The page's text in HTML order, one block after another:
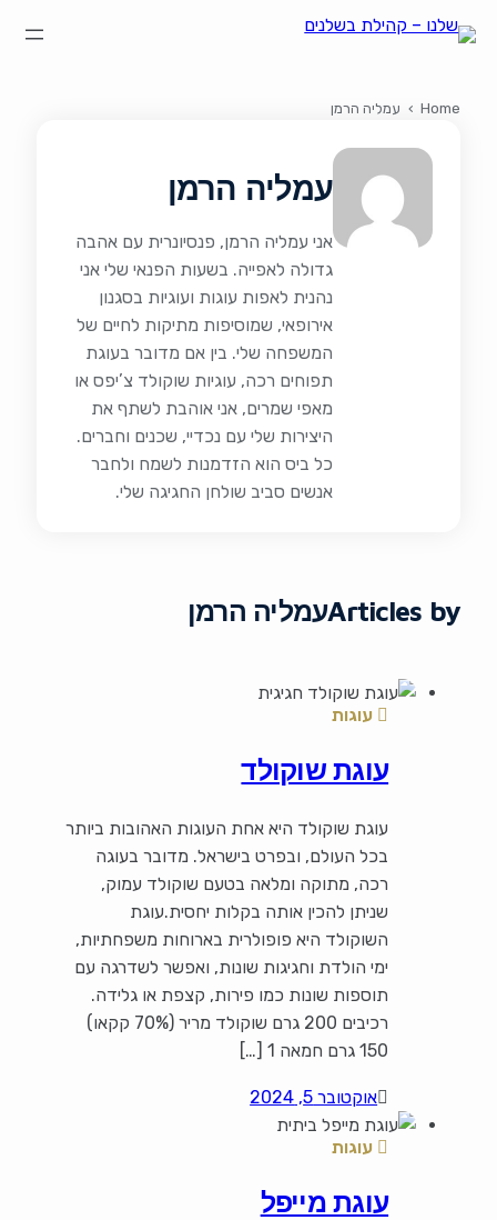
Home
› עמליה הרמן
עמליה הרמן
אני עמליה הרמן, פנסיונרית עם אהבה
גדולה לאפייה. בשעות הפנאי שלי אני
נהנית לאפות עוגות ועוגיות בסגנון
אירופאי, שמוסיפות מתיקות לחיים של
המשפחה שלי. בין אם מדובר בעוגת
תפוחים רכה, עוגיות שוקולד צ’יפס או
מאפי שמרים, אני אוהבת לשתף את
היצירות שלי עם נכדיי, שכנים וחברים.
כל ביס הוא הזדמנות לשמח ולחבר
אנשים סביב שולחן החגיגה שלי.
Articles byעמליה הרמן
עוגות
עוגת שוקולד
עוגת שוקולד היא אחת העוגות האהובות ביותר
בכל העולם, ובפרט בישראל. מדובר בעוגה
רכה, מתוקה ומלאה בטעם שוקולד עמוק,
שניתן להכין אותה בקלות יחסית.עוגת
השוקולד היא פופולרית בארוחות משפחתיות,
ימי הולדת וחגיגות שונות, ואפשר לשדרגה עם
תוספות שונות כמו פירות, קצפת או גלידה.
רכיבים 200 גרם שוקולד מריר (70% קקאו)
150 גרם חמאה 1 […]
אוקטובר 5, 2024
עוגות
עוגת מייפל